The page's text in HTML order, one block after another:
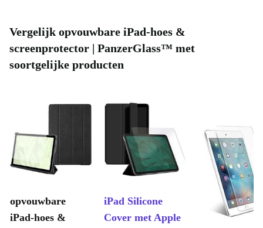
Vergelijk opvouwbare iPad-hoes &
screenprotector | PanzerGlass™ met
soortgelijke producten
opvouwbare
iPad-hoes &
iPad Silicone
Cover met Apple